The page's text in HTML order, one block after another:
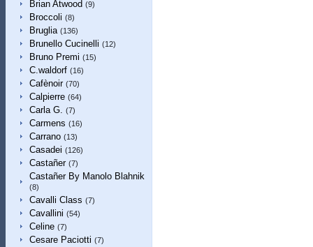
Brian Atwood (9)
Broccoli (8)
Bruglia (136)
Brunello Cucinelli (12)
Bruno Premi (15)
C.waldorf (16)
Cafènoir (70)
Calpierre (64)
Carla G. (7)
Carmens (16)
Carrano (13)
Casadei (126)
Castañer (7)
Castañer By Manolo Blahnik
(8)
Cavalli Class (7)
Cavallini (54)
Celine (7)
Cesare Paciotti (7)